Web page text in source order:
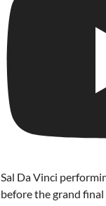
Sal Da Vinci
before the grand